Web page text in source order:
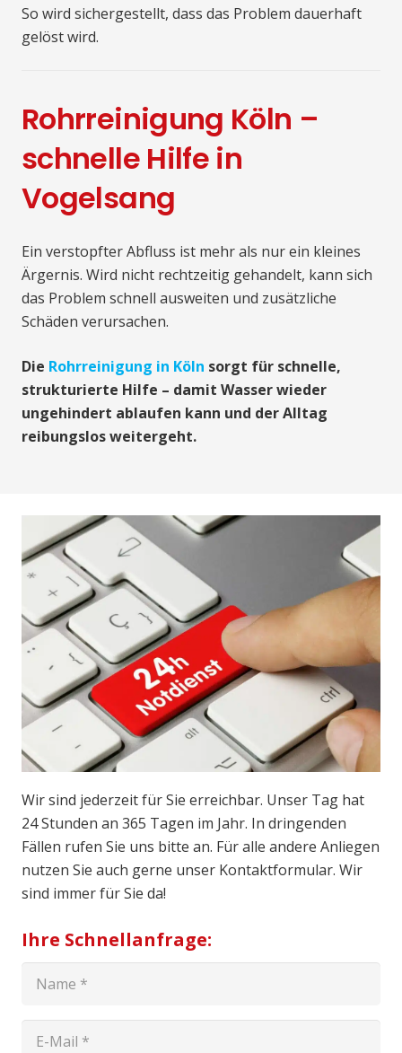
So wird sichergestellt, dass das Problem dauerhaft
gelöst wird.
Rohrreinigung Köln –
schnelle Hilfe in
Vogelsang
Ein verstopfter Abfluss ist mehr als nur ein kleines
Ärgernis. Wird nicht rechtzeitig gehandelt, kann sich
das Problem schnell ausweiten und zusätzliche
Schäden verursachen.
Die Rohrreinigung in Köln sorgt für schnelle,
strukturierte Hilfe – damit Wasser wieder
ungehindert ablaufen kann und der Alltag
reibungslos weitergeht.
Wir sind jederzeit für Sie erreichbar. Unser Tag hat
24 Stunden an 365 Tagen im Jahr. In dringenden
Fällen rufen Sie uns bitte an. Für alle andere Anliegen
nutzen Sie auch gerne unser Kontaktformular. Wir
sind immer für Sie da!
Ihre Schnellanfrage: